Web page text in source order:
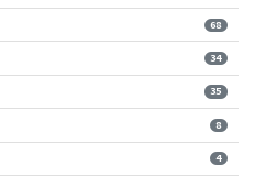
68
34
35
8
4